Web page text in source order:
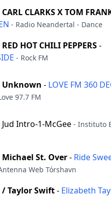
CARL CLARKS X TOM
- Radio Neandertal - Dance
RED HOT CHILI PEPPERS-
- Rock FM
Unknown - LOVE FM 360
97.7 FM
Jud Intro-1-McGee - Instituto
Michael St. Over- Ride
Web Tórshavn
/ Taylor Swift- Elizabeth